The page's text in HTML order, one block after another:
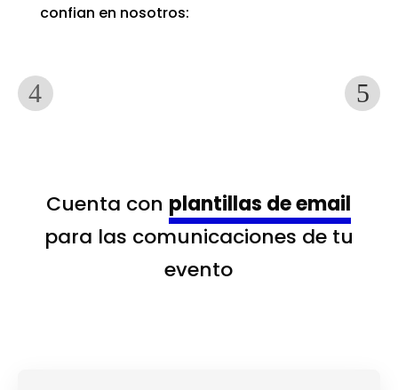
confian en nosotros:
Cuenta con plantillas de email
para las comunicaciones de tu
evento